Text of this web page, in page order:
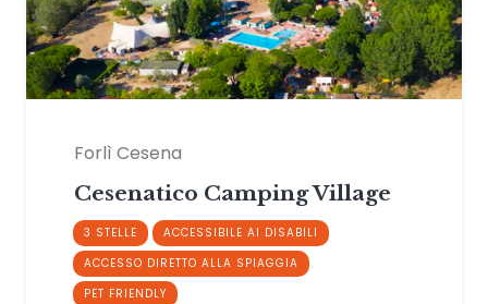
Forlì Cesena
Cesenatico Camping Village
3 STELLE
ACCESSIBILE AI DISABILI
ACCESSO DIRETTO ALLA SPIAGGIA
PET FRIENDLY